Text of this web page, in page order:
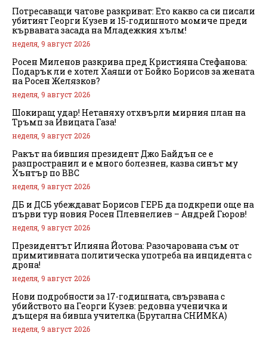
Потресаващи чатове разкриват: Ето какво са си писали
убитият Георги Кузев и 15-годишното момиче преди
кървавата засада на Младежкия хълм!
неделя, 9 август 2026
Росен Миленов разкрива пред Кристияна Стефанова:
Подарък ли е хотел Хаяши от Бойко Борисов за жената
на Росен Желязков?
неделя, 9 август 2026
Шокиращ удар! Нетаняху отхвърли мирния план на
Тръмп за Ивицата Газа!
неделя, 9 август 2026
Ракът на бившия президент Джо Байдън се е
разпространил и е много болезнен, казва синът му
Хънтър по BBC
неделя, 9 август 2026
ДБ и ДСБ убеждават Борисов ГЕРБ да подкрепи още на
първи тур новия Росен Плевнелиев – Андрей Гюров!
неделя, 9 август 2026
Президентът Илияна Йотова: Разочарована съм от
примитивната политическа употреба на инцидента с
дрона!
неделя, 9 август 2026
Нови подробности за 17-годишната, свързвана с
убийството на Георги Кузев: редовна ученичка и
дъщеря на бивша учителка (Брутална СНИМКА)
неделя, 9 август 2026